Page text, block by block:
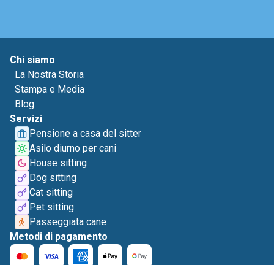
Chi siamo
La Nostra Storia
Stampa e Media
Blog
Servizi
Pensione a casa del sitter
Asilo diurno per cani
House sitting
Dog sitting
Cat sitting
Pet sitting
Passeggiata cane
Metodi di pagamento